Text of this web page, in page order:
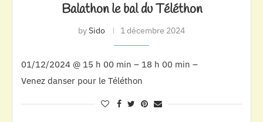
Balathon le bal du Téléthon
bySido 1 décembre 2024
01/12/2024 @ 15 h 00 min – 18 h 00 min –
Venez danser pour le Téléthon